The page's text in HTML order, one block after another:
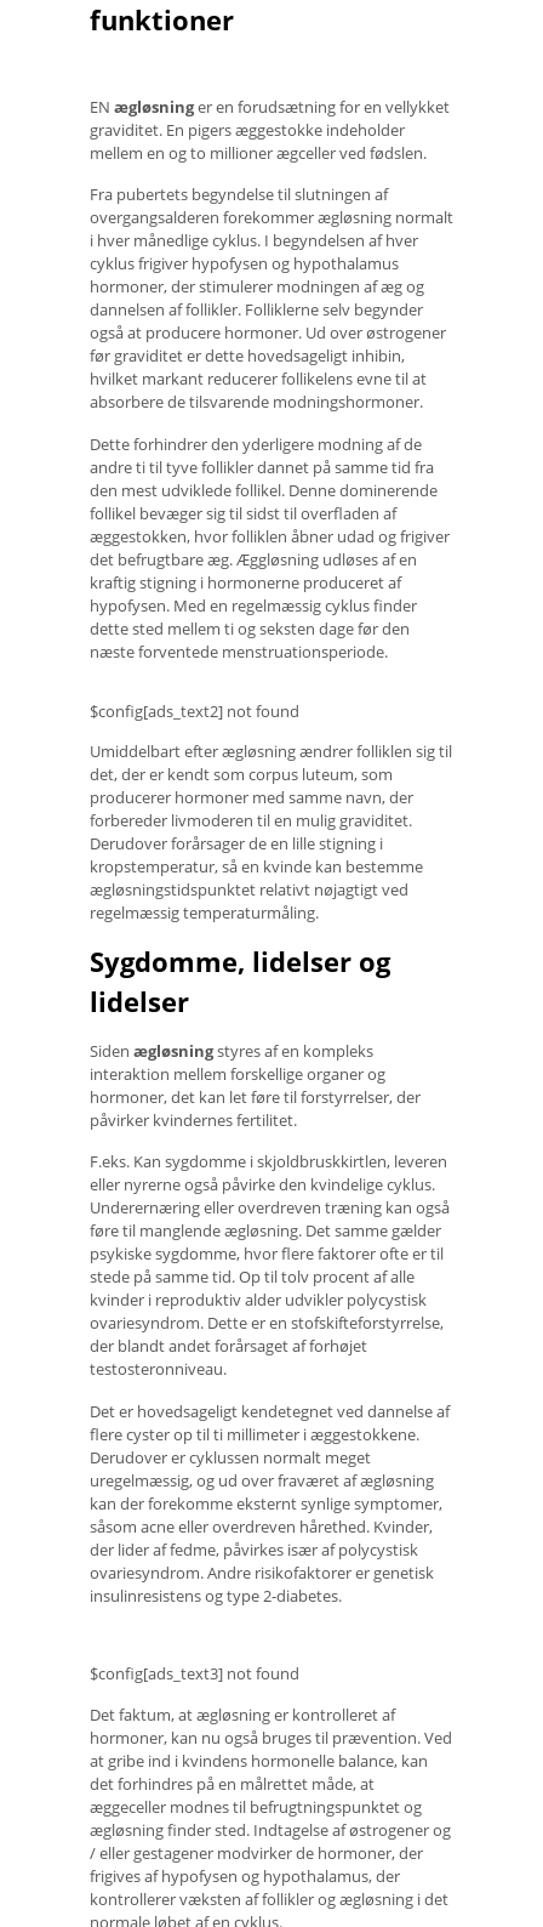
funktioner
EN ægløsninger en forudsætning for en vellykket
graviditet. En pigers æggestokke indeholder
mellem en og to millioner ægceller ved fødslen.
Fra pubertets begyndelse til slutningen af ​​
overgangsalderen forekommer ægløsning normalt
i hver månedlige cyklus. I begyndelsen af ​​hver
cyklus frigiver hypofysen og hypothalamus
hormoner, der stimulerer modningen af ​​æg og
dannelsen af ​​follikler. Folliklerne selv begynder
også at producere hormoner. Ud over østrogener
før graviditet er dette hovedsageligt inhibin,
hvilket markant reducerer follikelens evne til at
absorbere de tilsvarende modningshormoner.
Dette forhindrer den yderligere modning af de
andre ti til tyve follikler dannet på samme tid fra
den mest udviklede follikel. Denne dominerende
follikel bevæger sig til sidst til overfladen af ​​
æggestokken, hvor folliklen åbner udad og frigiver
det befrugtbare æg. Æggløsning udløses af en
kraftig stigning i hormonerne produceret af
hypofysen. Med en regelmæssig cyklus finder
dette sted mellem ti og seksten dage før den
næste forventede menstruationsperiode.
$config[ads_text2] not found
Umiddelbart efter ægløsning ændrer folliklen sig til
det, der er kendt som corpus luteum, som
producerer hormoner med samme navn, der
forbereder livmoderen til en mulig graviditet.
Derudover forårsager de en lille stigning i
kropstemperatur, så en kvinde kan bestemme
ægløsningstidspunktet relativt nøjagtigt ved
regelmæssig temperaturmåling.
Sygdomme, lidelser og
lidelser
Siden ægløsningstyres af en kompleks
interaktion mellem forskellige organer og
hormoner, det kan let føre til forstyrrelser, der
påvirker kvindernes fertilitet.
F.eks. Kan sygdomme i skjoldbruskkirtlen, leveren
eller nyrerne også påvirke den kvindelige cyklus.
Underernæring eller overdreven træning kan også
føre til manglende ægløsning. Det samme gælder
psykiske sygdomme, hvor flere faktorer ofte er til
stede på samme tid. Op til tolv procent af alle
kvinder i reproduktiv alder udvikler polycystisk
ovariesyndrom. Dette er en stofskifteforstyrrelse,
der blandt andet forårsaget af forhøjet
testosteronniveau.
Det er hovedsageligt kendetegnet ved dannelse af
flere cyster op til ti millimeter i æggestokkene.
Derudover er cyklussen normalt meget
uregelmæssig, og ud over fraværet af ægløsning
kan der forekomme eksternt synlige symptomer,
såsom acne eller overdreven hårethed. Kvinder,
der lider af fedme, påvirkes især af polycystisk
ovariesyndrom. Andre risikofaktorer er genetisk
insulinresistens og type 2-diabetes.
$config[ads_text3] not found
Det faktum, at ægløsning er kontrolleret af
hormoner, kan nu også bruges til prævention. Ved
at gribe ind i kvindens hormonelle balance, kan
det forhindres på en målrettet måde, at
æggeceller modnes til befrugtningspunktet og
ægløsning finder sted. Indtagelse af østrogener og
/ eller gestagener modvirker de hormoner, der
frigives af hypofysen og hypothalamus, der
kontrollerer væksten af ​​follikler og ægløsning i det
normale løbet af en cyklus.